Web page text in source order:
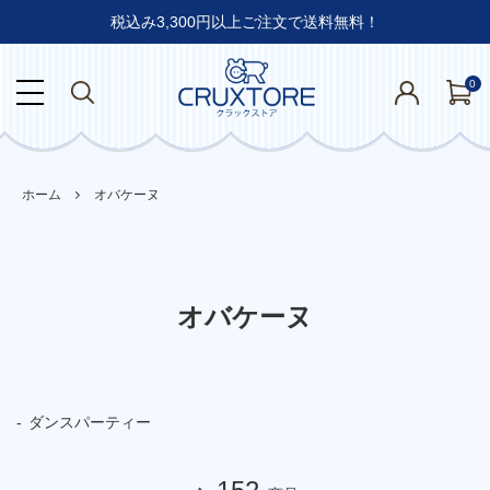
税込み3,300円以上ご注文で送料無料！
0
ホーム オバケーヌ
オバケーヌ
ダンスパーティー